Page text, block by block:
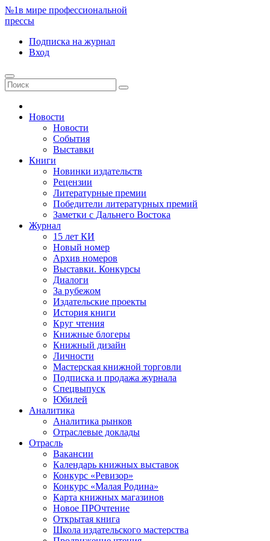
№1в мире профессиональной
прессы
Подписка на журнал
Вход
Новости
Новости
События
Выставки
Книги
Новинки издательств
Рецензии
Литературные премии
Победители литературных премий
Заметки с Дальнего Востока
Журнал
15 лет КИ
Новый номер
Архив номеров
Выставки. Конкурсы
Диалоги
За рубежом
Издательские проекты
История книги
Круг чтения
Книжные блогеры
Книжный дизайн
Личности
Мастерская книжной торговли
Подписка и продажа журнала
Спецвыпуск
Юбилей
Аналитика
Аналитика рынков
Отраслевые доклады
Отрасль
Вакансии
Календарь книжных выставок
Конкурс «Ревизор»
Конкурс «Малая Родина»
Карта книжных магазинов
Новое ПРОчтение
Открытая книга
Школа издательского мастерства